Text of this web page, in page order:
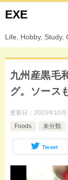
EXE
Life, Hobby, Study,
九州産黒毛
グ。ソース
更新日： 2023年10月
Foods
未分類
Tweet